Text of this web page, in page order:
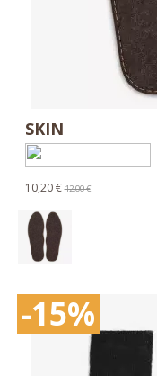
SKIN
10,20 €12,00 €
-15%